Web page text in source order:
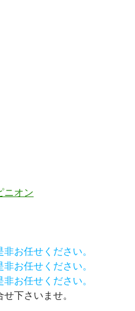
ニオン
お任せください。
お任せください。
お任せください。
下さいませ。